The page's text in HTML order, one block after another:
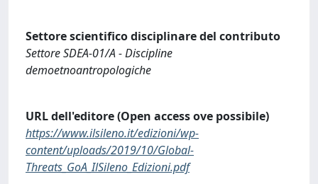
Settore scientifico disciplinare del contributo
Settore SDEA-01/A - Discipline
demoetnoantropologiche
URL dell'editore (Open access ove possibile)
https://www.ilsileno.it/edizioni/wp-
content/uploads/2019/10/Global-
Threats_GoA_IlSileno_Edizioni.pdf